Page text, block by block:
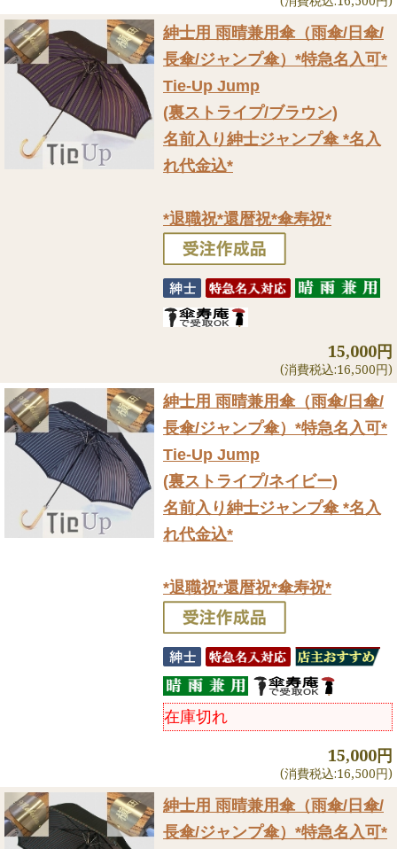
紳士用 雨晴兼用傘（雨傘/日傘/
長傘/ジャンプ傘） *特急名入可*
Tie-Up Jump
(裏ストライプ/ブラウン)
名前入り紳士ジャンプ傘 *名入
れ代金込*
*退職祝*還暦祝*傘寿祝*
15,000円
(消費税込:16,500円)
紳士用 雨晴兼用傘（雨傘/日傘/
長傘/ジャンプ傘） *特急名入可*
Tie-Up Jump
(裏ストライプ/ネイビー)
名前入り紳士ジャンプ傘 *名入
れ代金込*
*退職祝*還暦祝*傘寿祝*
在庫切れ
15,000円
(消費税込:16,500円)
紳士用 雨晴兼用傘（雨傘/日傘/
長傘/ジャンプ傘） *特急名入可*